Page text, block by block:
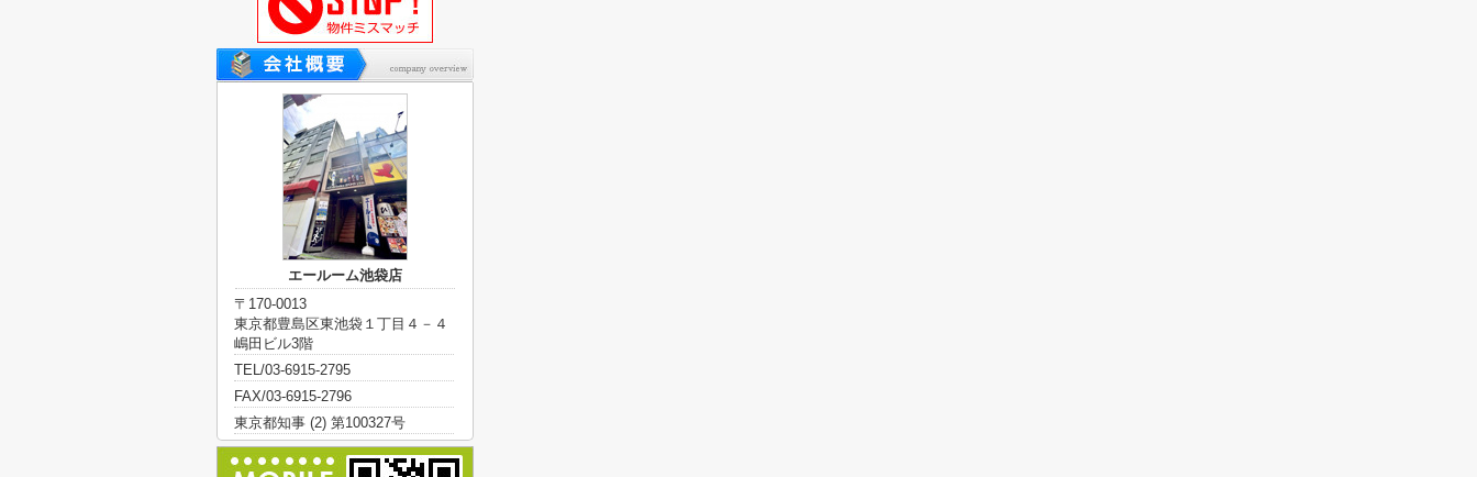
エールーム池袋店
〒170-0013
東京都豊島区東池袋１丁目４－４
嶋田ビル3階
TEL/03-6915-2795
FAX/03-6915-2796
東京都知事 (2) 第100327号